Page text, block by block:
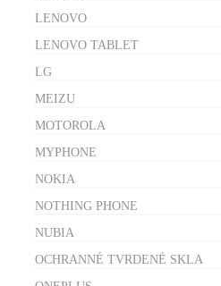
LENOVO
LENOVO TABLET
LG
MEIZU
MOTOROLA
MYPHONE
NOKIA
NOTHING PHONE
NUBIA
OCHRANNÉ TVRDENÉ SKLA